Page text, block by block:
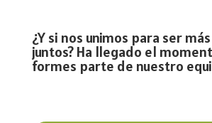
¿Y si nos unimos para ser
juntos? Ha llegado el
formes parte de nuestro